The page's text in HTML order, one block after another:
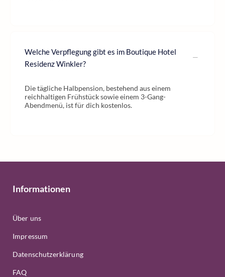
Welche Verpflegung gibt es im Boutique Hotel
Residenz Winkler?
Die tägliche Halbpension, bestehend aus einem
reichhaltigen Frühstück sowie einem 3-Gang-
Abendmenü, ist für dich kostenlos.
Informationen
Über uns
Impressum
Datenschutzerklärung
FAQ